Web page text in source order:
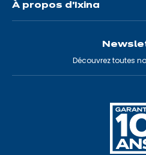
À propos d'Ixina
Découvrez toutes